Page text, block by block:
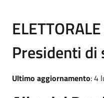
Presidenti di
Ultimo aggiornamento: 4